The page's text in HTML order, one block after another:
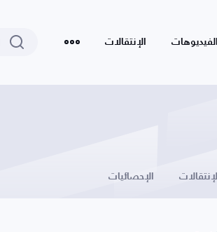
الفيديوهات الإنتقالات
الإنتقالات الإحصائيات